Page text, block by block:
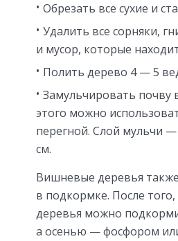
Обрезать все сухие и
Удалить все сорняки,
и мусор, которые
Полить дерево 4 — 5
Замульчировать почву
этого можно
перегной. Слой мульчи
см.
Вишневые деревья
в подкормке. После того,
деревья можно
а осенью — фосфором